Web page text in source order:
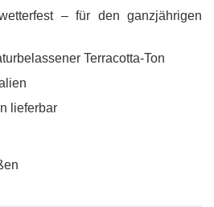
– für den ganzjährigen
Terracotta-Ton
lieferbar